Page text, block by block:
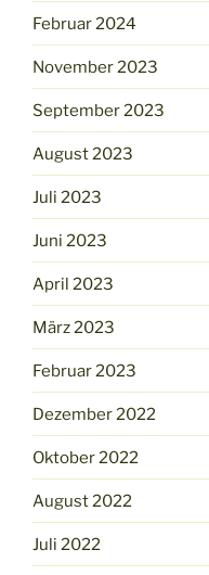
Februar 2024
November 2023
September 2023
August 2023
Juli 2023
Juni 2023
April 2023
März 2023
Februar 2023
Dezember 2022
Oktober 2022
August 2022
Juli 2022